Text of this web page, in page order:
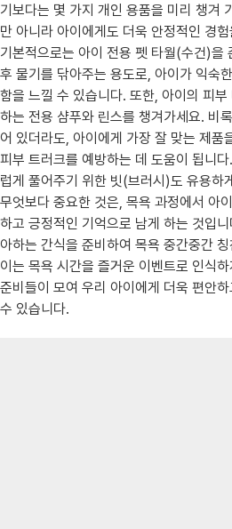
기보다는 몇 가지 개인 용품을 미리 챙겨
만 아니라 아이에게도 더욱 안정적인 경
기본적으로는 아이 전용 펫 타월(수건)을
후 물기를 닦아주는 용도로, 아이가 익숙
함을 느낄 수 있습니다. 또한, 아이의 피
하는 전용 샴푸와 린스를 챙겨가세요. 비
어 있더라도, 아이에게 가장 잘 맞는 제품
피부 트러크를 예방하는 데 도움이 됩니
럽게 풀어주기 위한 빗(브러시)도 유용하
무엇보다 중요한 것은, 목욕 과정에서 아
하고 긍정적인 기억으로 남게 하는 것입
아하는 간식을 준비하여 목욕 중간중간
이는 목욕 시간을 즐거운 이벤트로 인식
준비들이 모여 우리 아이에게 더욱 편안
수 있습니다.